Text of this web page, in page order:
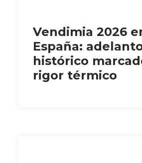
Vendimia 2026
España:
histórico
rigor térmico